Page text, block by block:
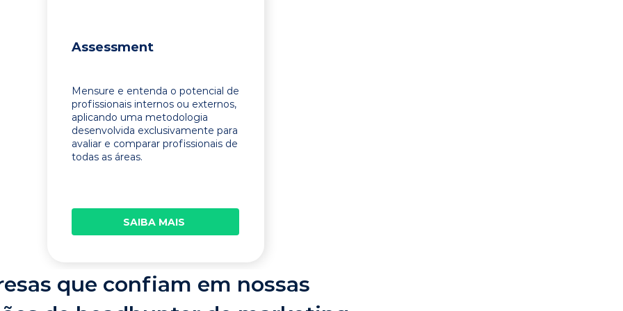
Assessment
Mensure e entenda o potencial de
profissionais internos ou externos,
aplicando uma metodologia
desenvolvida exclusivamente para
avaliar e comparar profissionais de
todas as áreas.
SAIBA MAIS
que confiam em nossas